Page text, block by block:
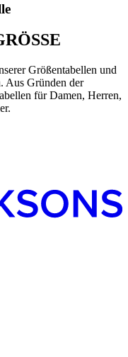
Größentabellen und
Aus Gründen der
für Damen, Herren,